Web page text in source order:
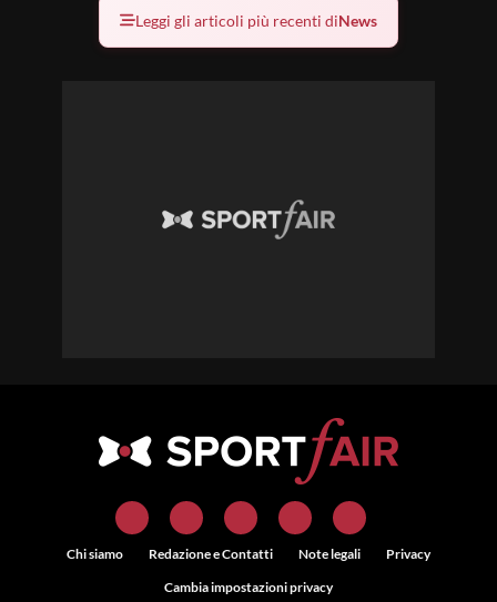
Leggi gli articoli più recenti diNews
Chi siamo Redazione e Contatti Note legali
Privacy
Cambia impostazioni privacy